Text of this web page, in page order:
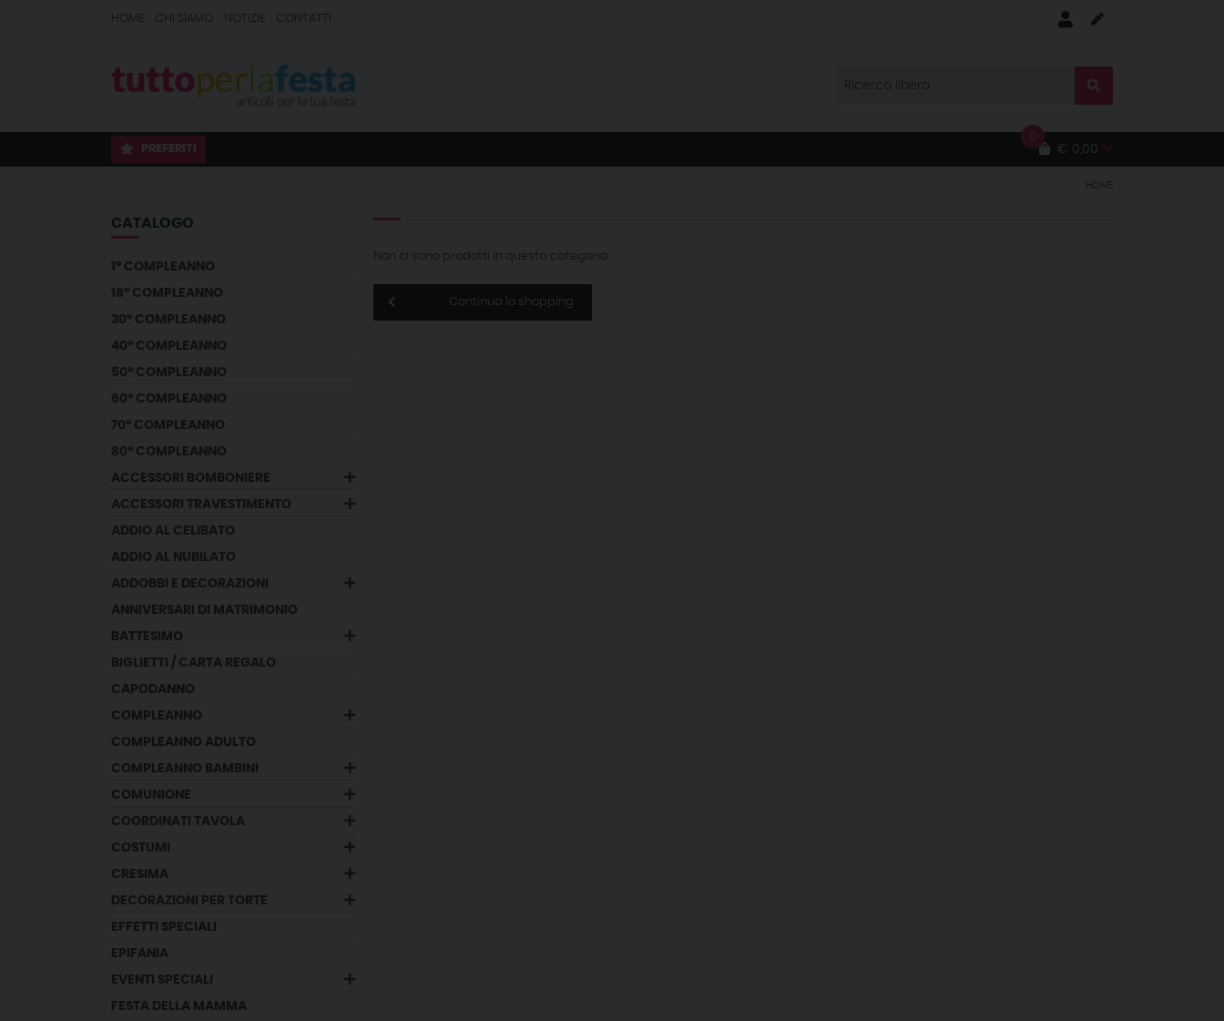
HOME CHI SIAMO NOTIZIE CONTATTI
PREFERITI
0
€ 0,00
HOME
CATALOGO
1° COMPLEANNO
18° COMPLEANNO
30° COMPLEANNO
40° COMPLEANNO
50° COMPLEANNO
60° COMPLEANNO
70° COMPLEANNO
80° COMPLEANNO
ACCESSORI BOMBONIERE
ACCESSORI TRAVESTIMENTO
ADDIO AL CELIBATO
ADDIO AL NUBILATO
ADDOBBI E DECORAZIONI
ANNIVERSARI DI MATRIMONIO
BATTESIMO
BIGLIETTI / CARTA REGALO
CAPODANNO
COMPLEANNO
COMPLEANNO ADULTO
COMPLEANNO BAMBINI
COMUNIONE
COORDINATI TAVOLA
COSTUMI
CRESIMA
DECORAZIONI PER TORTE
EFFETTI SPECIALI
EPIFANIA
EVENTI SPECIALI
FESTA DELLA MAMMA
Non ci sono prodotti in questa categoria.
Continua lo shopping